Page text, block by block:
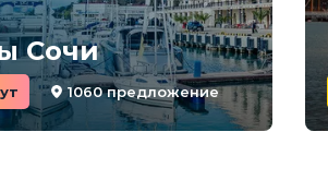
Сочи
1060 предложение